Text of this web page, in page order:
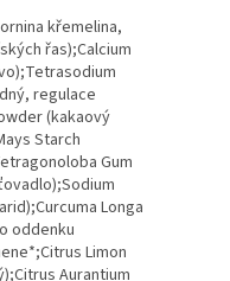
křemelina,
řas);Calcium
regulace
(kakaový
Starch
Gum
Longa
oddenku
Limon
Aurantium